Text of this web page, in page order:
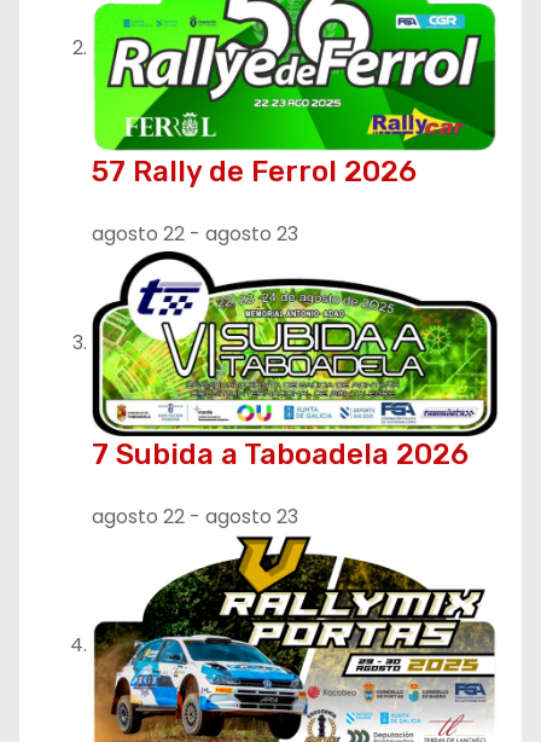
57 Rally de Ferrol 2026
agosto 22 - agosto 23
7 Subida a Taboadela 2026
agosto 22 - agosto 23